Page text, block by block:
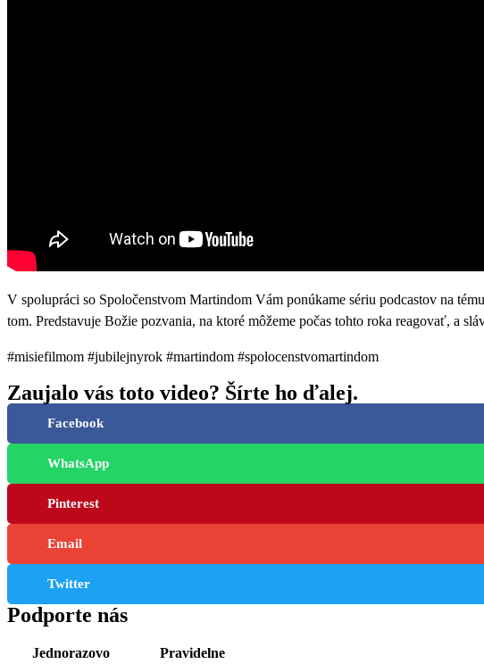
V spolupráci so Spoločenstvom Martindom Vám ponúkame sériu podcastov na
tom. Predstavuje Božie pozvania, na ktoré môžeme počas tohto roka reagovať, a
#misiefilmom #jubilejnyrok #martindom #spolocenstvomartindom
Zaujalo vás toto video? Šírte ho ďalej.
Facebook
WhatsApp
Pinterest
Email
Twitter
Podporte nás
Jednorazovo Pravidelne